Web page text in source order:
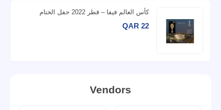
كأس العالم فيفا – قطر 2022 حفل الختام
QAR 22
Vendors